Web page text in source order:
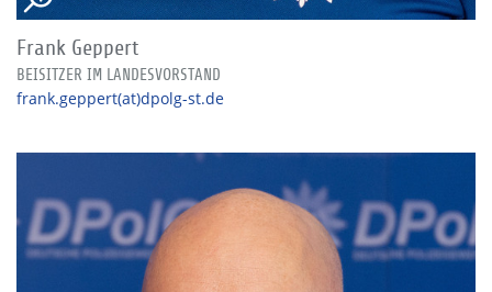
Frank Geppert
BEISITZER IM LANDESVORSTAND
frank.geppert(at)dpolg-st.de